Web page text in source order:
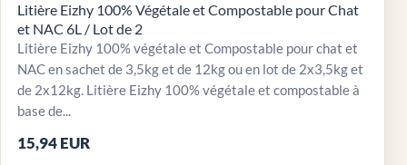
Litière Eizhy 100% Végétale et Compostable pour Chat
et NAC 6L / Lot de 2
Litière Eizhy 100% végétale et Compostable pour chat et
NAC en sachet de 3,5kg et de 12kg ou en lot de 2x3,5kg et
de 2x12kg. Litière Eizhy 100% végétale et compostable à
base de...
15,94 EUR